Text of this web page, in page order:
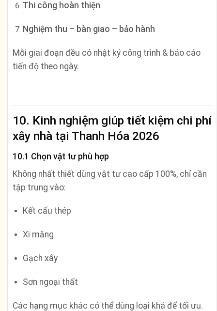
Thi công hoàn thiện
Nghiệm thu – bàn giao – bảo hành
Mỗi giai đoạn đều có nhật ký công trình & báo cáo
tiến độ theo ngày.
10. Kinh nghiệm giúp tiết kiệm chi phí
xây nhà tại Thanh Hóa 2026
10.1 Chọn vật tư phù hợp
Không nhất thiết dùng vật tư cao cấp 100%, chỉ cần
tập trung vào:
Kết cấu thép
Xi măng
Gạch xây
Sơn ngoại thất
Các hạng mục khác có thể dùng loại khá để tối ưu.